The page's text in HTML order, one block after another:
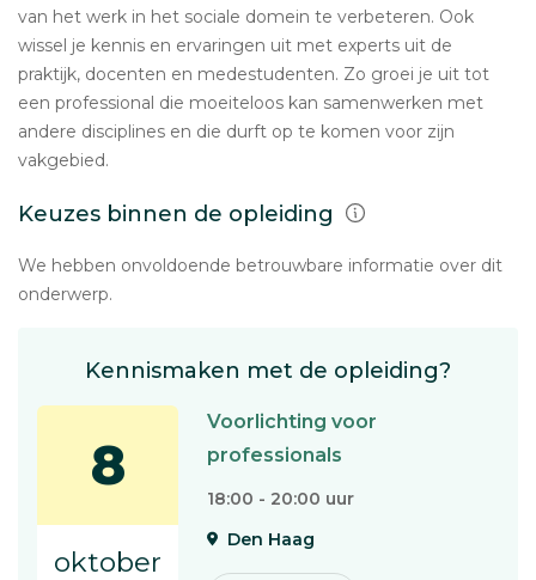
van het werk in het sociale domein te verbeteren. Ook
wissel je kennis en ervaringen uit met experts uit de
praktijk, docenten en medestudenten. Zo groei je uit tot
een professional die moeiteloos kan samenwerken met
andere disciplines en die durft op te komen voor zijn
vakgebied.
Keuzes binnen de opleiding
We hebben onvoldoende betrouwbare informatie over dit
onderwerp.
Kennismaken met de opleiding?
8
oktober
Voorlichting voor
professionals
18:00 - 20:00 uur
Den Haag